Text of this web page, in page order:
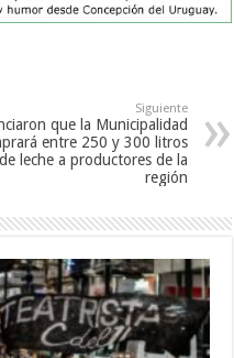
Siguiente
que la Municipalidad
entre 250 y 300 litros
de leche a productores de la
región